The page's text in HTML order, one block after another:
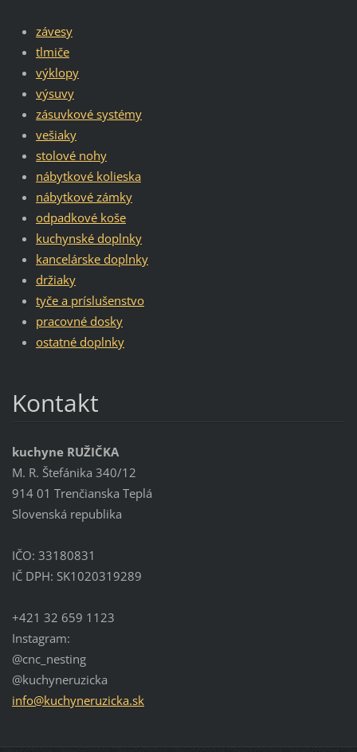
závesy
tlmiče
výklopy
výsuvy
zásuvkové systémy
vešiaky
stolové nohy
nábytkové kolieska
nábytkové zámky
odpadkové koše
kuchynské doplnky
kancelárske doplnky
držiaky
tyče a príslušenstvo
pracovné dosky
ostatné doplnky
Kontakt
kuchyne RUŽIČKA
M. R. Štefánika 340/12
914 01 Trenčianska Teplá
Slovenská republika
IČO: 33180831
IČ DPH: SK1020319289
+421 32 659 1123
Instagram:
@cnc_nesting
@kuchyneruzicka
info@kuchyneruzicka.sk